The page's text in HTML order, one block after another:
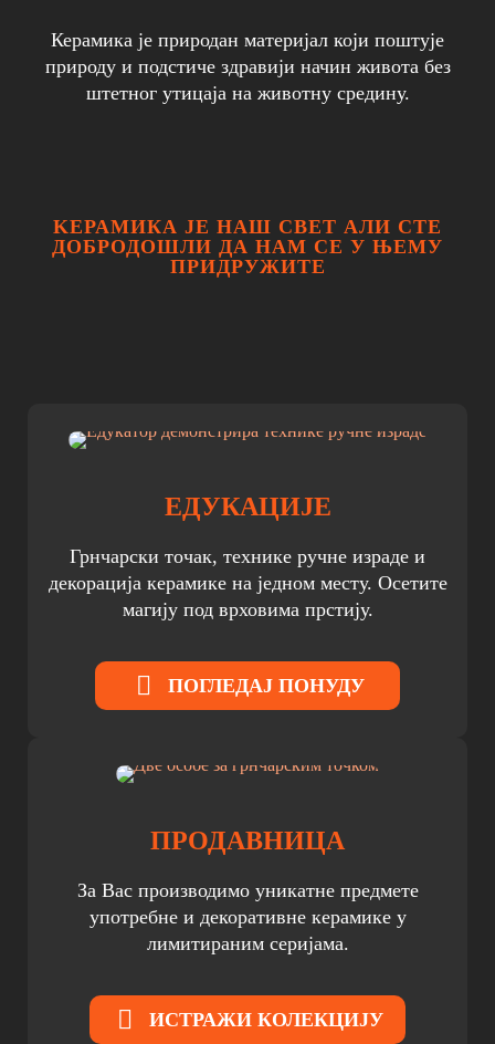
Керамика је природан материјал који поштује
природу и подстиче здравији начин живота без
штетног утицаја на животну средину.
KЕРАМИКА ЈЕ НАШ СВЕТ АЛИ СТЕ
ДОБРОДОШЛИ ДА НАМ СЕ У ЊЕМУ
ПРИДРУЖИТЕ
ЕДУКАЦИЈЕ
Грнчарски точак, технике ручне израде и
декорација керамике на једном месту. Осетите
магију под врховима прстију.
ПОГЛЕДАЈ ПОНУДУ
ПРОДАВНИЦА
За Вас производимо уникатне предмете
употребне и декоративне керамике у
лимитираним серијама.
ИСТРАЖИ КОЛЕКЦИЈУ